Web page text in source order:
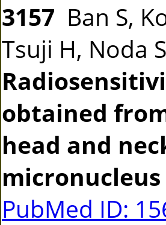
3157 Ban S,
Tsuji H, Noda
obtained
head and
micronucleus
PubMed ID: